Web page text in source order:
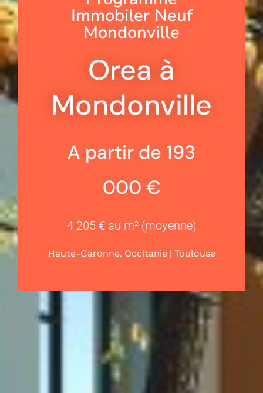
Immobiler Neuf
Mondonville
Orea à
Mondonville
A partir de 193
000 €
4 205 € au m² (moyenne)
Haute-Garonne, Occitanie| Toulouse